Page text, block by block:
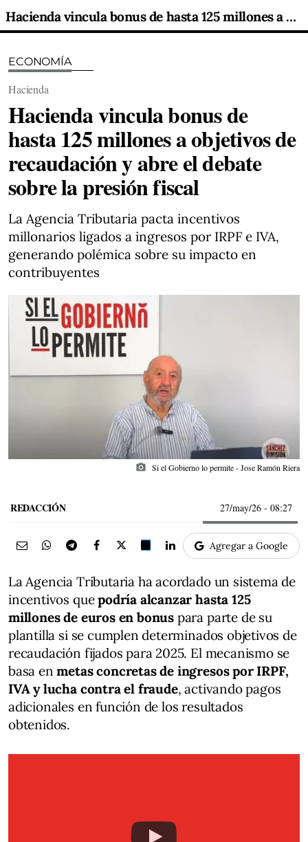
Hacienda vincula bonus de hasta 125 millones a objetivos de recaudación y abre el debate sobre la presión fiscal
ECONOMÍA
Hacienda
Hacienda vincula bonus de
hasta 125 millones a objetivos de
recaudación y abre el debate
sobre la presión fiscal
La Agencia Tributaria pacta incentivos
millonarios ligados a ingresos por IRPF e IVA,
generando polémica sobre su impacto en
contribuyentes
photo_camera Si el Gobierno lo permite - Jose Ramón Riera
REDACCIÓN 27/may/26 - 08:27
Agregar a Google
La Agencia Tributaria ha acordado un sistema de
incentivos quepodría alcanzar hasta 125
millones de euros en bonus para parte de su
plantilla si se cumplen determinados objetivos de
recaudación fijados para 2025. El mecanismo se
basa enmetas concretas de ingresos por IRPF,
IVA y lucha contra el fraude, activando pagos
adicionales en función de los resultados
obtenidos.